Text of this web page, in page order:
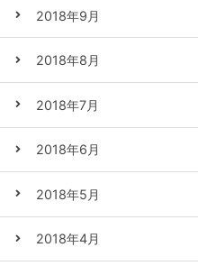
2018年9月
2018年8月
2018年7月
2018年6月
2018年5月
2018年4月